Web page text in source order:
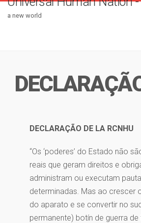
a new world
DECLARAÇÃO DE LA RCNHU
“Os ‘poderes’ do Estado não
reais que geram direitos e
administram ou executam
determinadas. Mas ao crescer
do aparato e se convertir no
permanente) botín de guerra